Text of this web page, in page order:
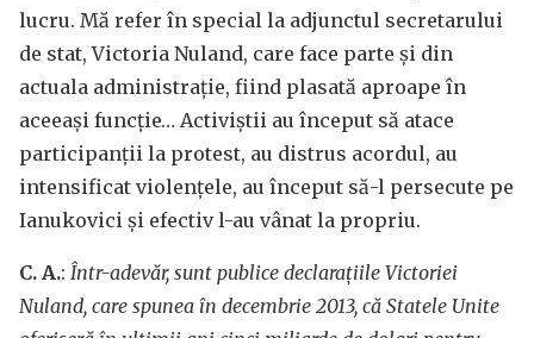
lucru. Mă refer în special la adjunctul secretarului
de stat, Victoria Nuland, care face parte și din
actuala administrație, fiind plasată aproape în
aceeași funcție… Activiștii au început să atace
participanții la protest, au distrus acordul, au
intensificat violențele, au început să-l persecute pe
Ianukovici și efectiv l-au vânat la propriu.
C. A.: Într-adevăr, sunt publice declarațiile Victoriei
Nuland, care spunea în decembrie 2013, că Statele Unite